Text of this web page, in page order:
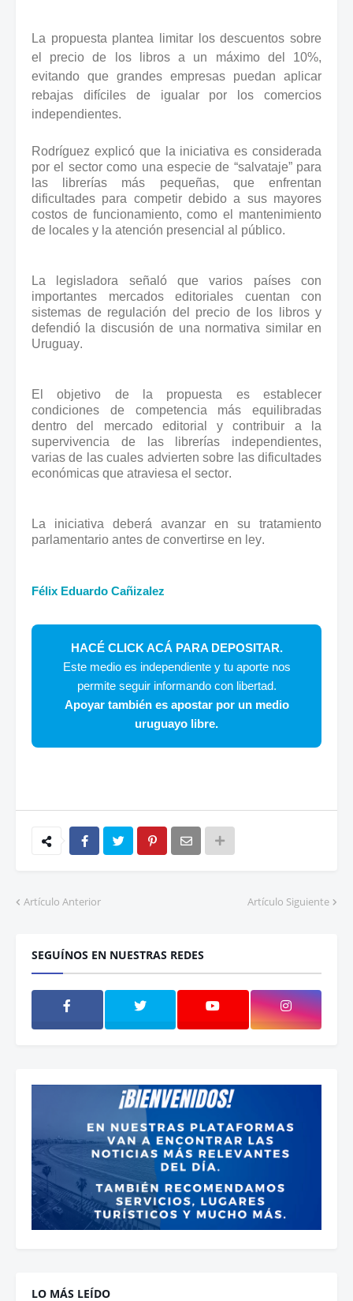
La propuesta plantea limitar los descuentos sobre
el precio de los libros a un máximo del 10%,
evitando que grandes empresas puedan aplicar
rebajas difíciles de igualar por los comercios
independientes.
Rodríguez explicó que la iniciativa es considerada
por el sector como una especie de “salvataje” para
las librerías más pequeñas, que enfrentan
dificultades para competir debido a sus mayores
costos de funcionamiento, como el mantenimiento
de locales y la atención presencial al público.
La legisladora señaló que varios países con
importantes mercados editoriales cuentan con
sistemas de regulación del precio de los libros y
defendió la discusión de una normativa similar en
Uruguay.
El objetivo de la propuesta es establecer
condiciones de competencia más equilibradas
dentro del mercado editorial y contribuir a la
supervivencia de las librerías independientes,
varias de las cuales advierten sobre las dificultades
económicas que atraviesa el sector.
La iniciativa deberá avanzar en su tratamiento
parlamentario antes de convertirse en ley.
Félix Eduardo Cañizalez
HACÉ CLICK ACÁ PARA DEPOSITAR.
Este medio es independiente y tu aporte nos
permite seguir informando con libertad.
Apoyar también es apostar por un medio
uruguayo libre.
Artículo Anterior Artículo Siguiente
SEGUÍNOS EN NUESTRAS REDES
LO MÁS LEÍDO